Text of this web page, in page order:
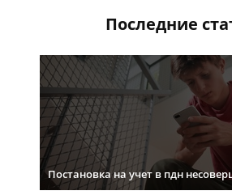
Последние
Постановка на учет в пдн